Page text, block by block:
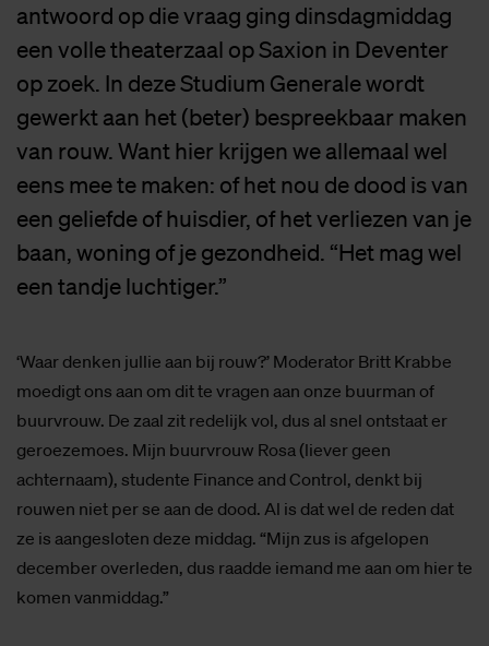
antwoord op die vraag ging dinsdagmiddag
een volle theaterzaal op Saxion in Deventer
op zoek. In deze Studium Generale wordt
gewerkt aan het (beter) bespreekbaar maken
van rouw. Want hier krijgen we allemaal wel
eens mee te maken: of het nou de dood is van
een geliefde of huisdier, of het verliezen van je
baan, woning of je gezondheid. “Het mag wel
een tandje luchtiger.”
‘Waar denken jullie aan bij rouw?’ Moderator Britt Krabbe
moedigt ons aan om dit te vragen aan onze buurman of
buurvrouw. De zaal zit redelijk vol, dus al snel ontstaat er
geroezemoes. Mijn buurvrouw Rosa (liever geen
achternaam), studente Finance and Control, denkt bij
rouwen niet per se aan de dood. Al is dat wel de reden dat
ze is aangesloten deze middag. “Mijn zus is afgelopen
december overleden, dus raadde iemand me aan om hier te
komen vanmiddag.”